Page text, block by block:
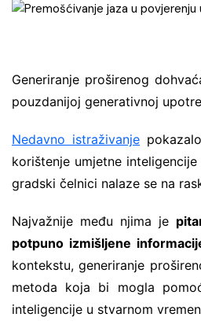
Generiranje proširenog
pouzdanijoj generativnoj
Nedavno istraživanje
korištenje umjetne
gradski čelnici nalaze se na
Najvažnije među njima je
potpuno izmišljene
kontekstu, generiranje
metoda koja bi mogla
inteligencije u stvarnom